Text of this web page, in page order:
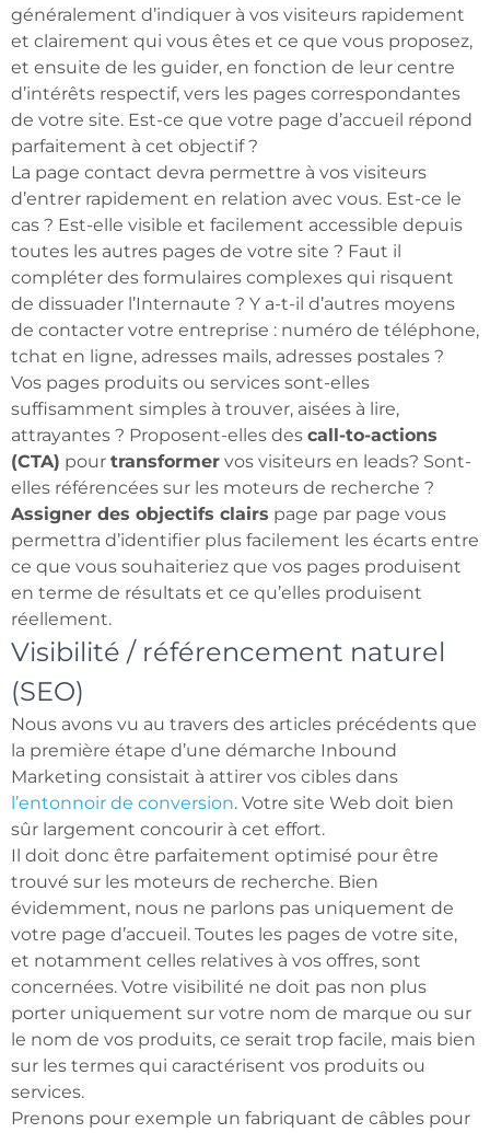
généralement d’indiquer à vos visiteurs rapidement
et clairement qui vous êtes et ce que vous proposez,
et ensuite de les guider, en fonction de leur centre
d’intérêts respectif, vers les pages correspondantes
de votre site. Est-ce que votre page d’accueil répond
parfaitement à cet objectif ?
La page contact devra permettre à vos visiteurs
d’entrer rapidement en relation avec vous. Est-ce le
cas ? Est-elle visible et facilement accessible depuis
toutes les autres pages de votre site ? Faut il
compléter des formulaires complexes qui risquent
de dissuader l’Internaute ? Y a-t-il d’autres moyens
de contacter votre entreprise : numéro de téléphone,
tchat en ligne, adresses mails, adresses postales ?
Vos pages produits ou services sont-elles
suffisamment simples à trouver, aisées à lire,
attrayantes ? Proposent-elles des call-to-actions
(CTA) pour transformer vos visiteurs en leads? Sont-
elles référencées sur les moteurs de recherche ?
Assigner des objectifs clairs page par page vous
permettra d’identifier plus facilement les écarts entre
ce que vous souhaiteriez que vos pages produisent
en terme de résultats et ce qu’elles produisent
réellement.
Visibilité / référencement naturel
(SEO)
Nous avons vu au travers des articles précédents que
la première étape d’une démarche Inbound
Marketing consistait à attirer vos cibles dans
l’entonnoir de conversion. Votre site Web doit bien
sûr largement concourir à cet effort.
Il doit donc être parfaitement optimisé pour être
trouvé sur les moteurs de recherche. Bien
évidemment, nous ne parlons pas uniquement de
votre page d’accueil. Toutes les pages de votre site,
et notamment celles relatives à vos offres, sont
concernées. Votre visibilité ne doit pas non plus
porter uniquement sur votre nom de marque ou sur
le nom de vos produits, ce serait trop facile, mais bien
sur les termes qui caractérisent vos produits ou
services.
Prenons pour exemple un fabriquant de câbles pour